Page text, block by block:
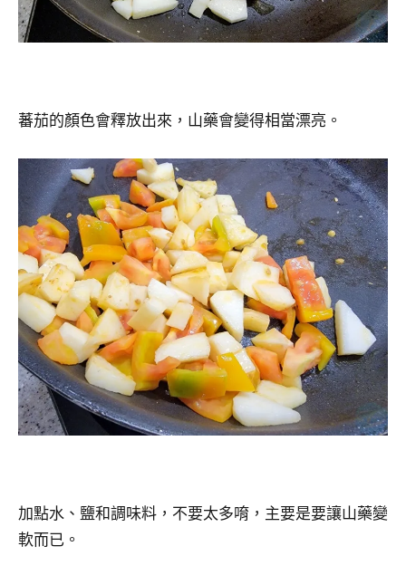
蕃茄的顏色會釋放出來，山藥會變得相當漂亮。
加點水、鹽和調味料，不要太多唷，主要是要讓山藥變
軟而已。